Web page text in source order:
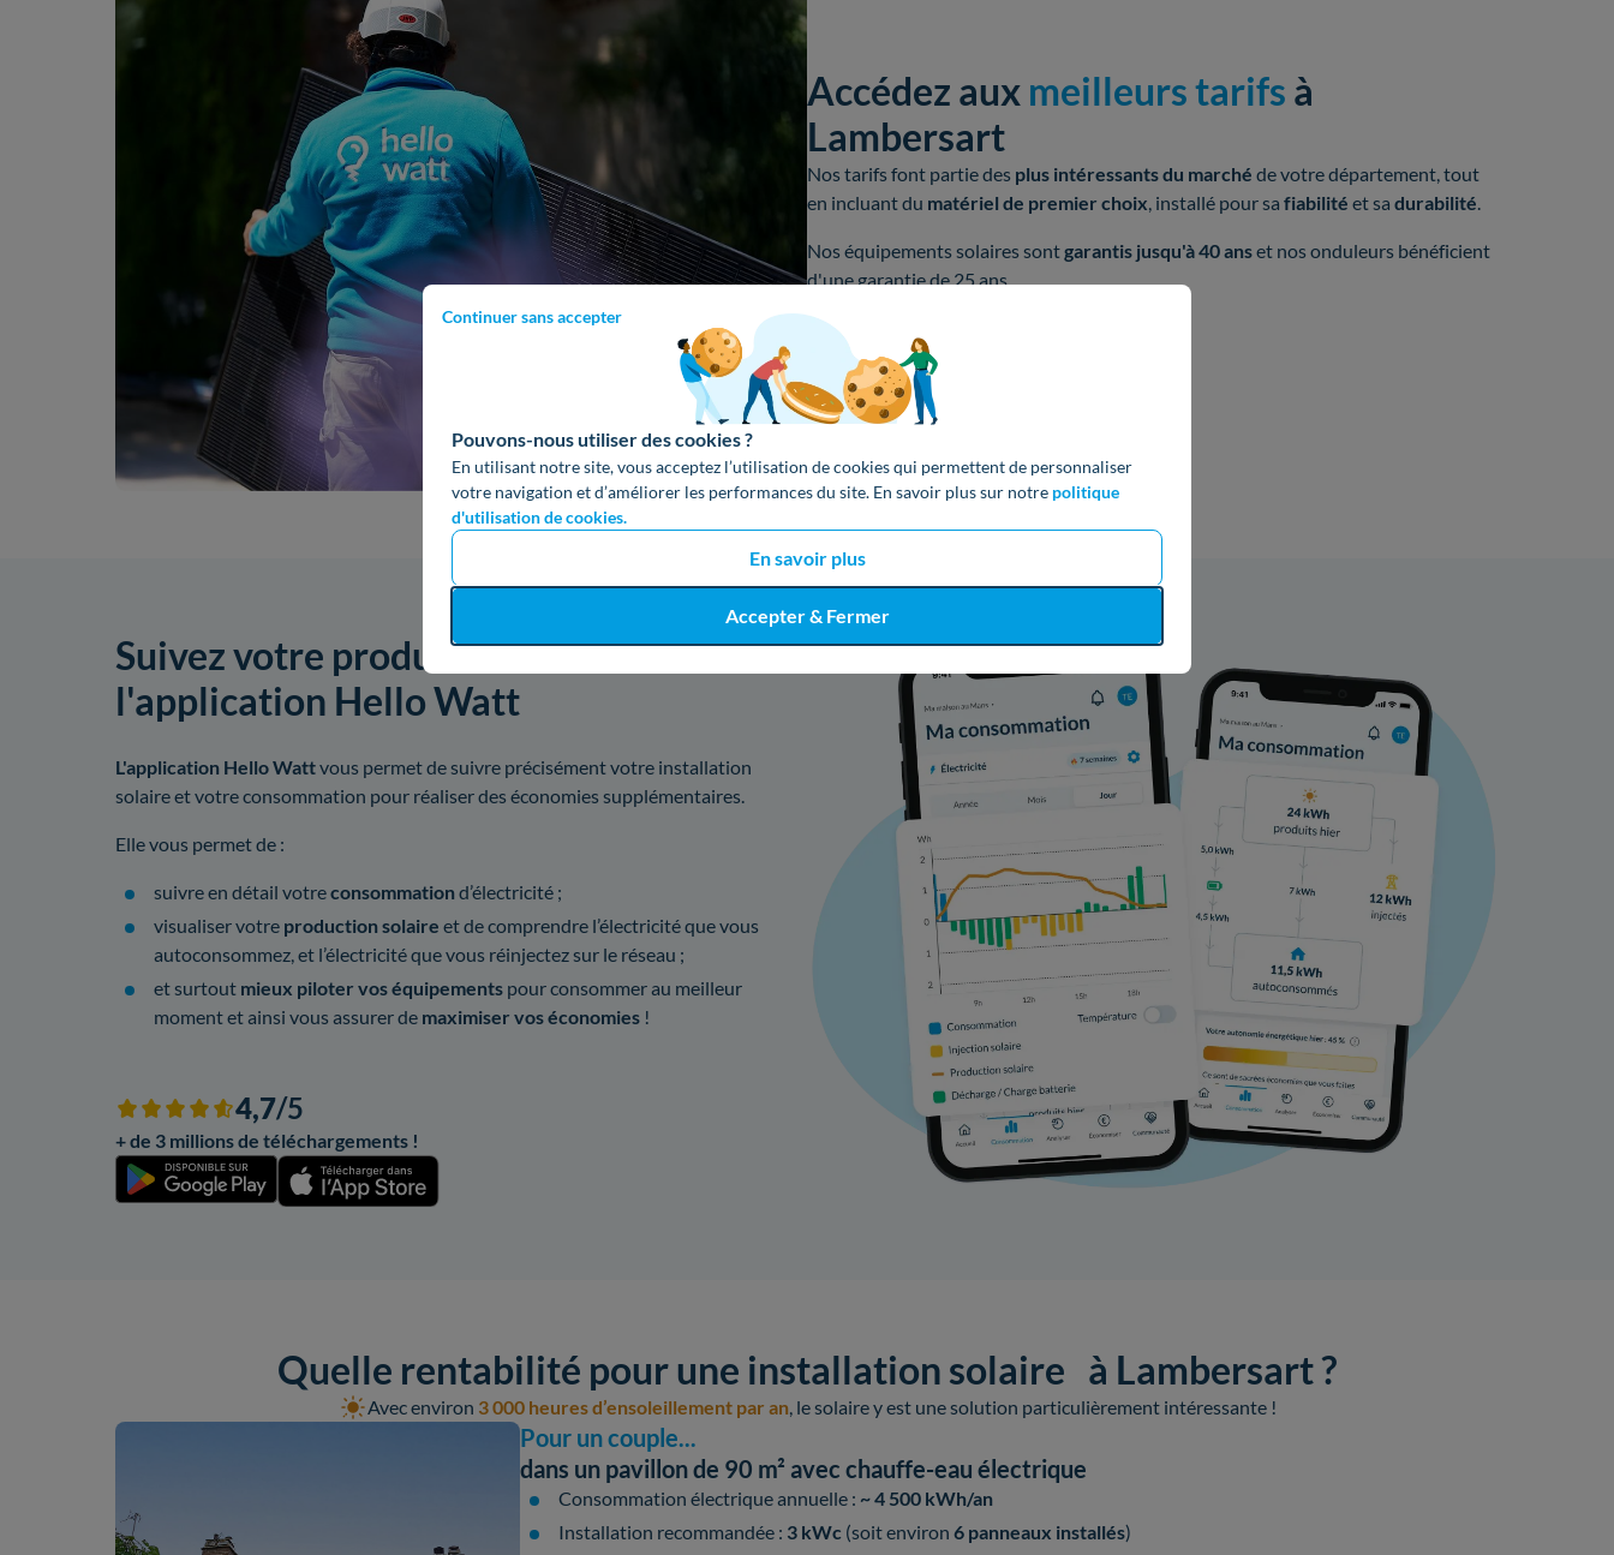
Continuer sans accepter
Pouvons-nous utiliser des cookies ?
En utilisant notre site, vous acceptez l’utilisation de cookies qui permettent de personnaliser
votre navigation et d’améliorer les performances du site. En savoir plus sur notre politique
d'utilisation de cookies.
En savoir plus
Accepter & Fermer
Accédez aux meilleurs tarifs à
Lambersart
Nos tarifs font partie des plus intéressants du marché de votre département, tout
en incluant du matériel de premier choix , installé pour sa fiabilité et sa durabilité
Nos équipements solaires sontgarantis jusqu'à 40 anset nos onduleurs bénéficient
d'une garantie de 25 ans.
Suivez votre production solaire avec
l'application Hello Watt
L'application Hello Wattvous permet de suivre précisément votre installation
solaire et votre consommation pour réaliser des économies supplémentaires.
Elle vous permet de :
suivre en détail votreconsommation d’électricité ;
visualiser votre production solaire et de comprendre l’électricité que vous
autoconsommez, et l’électricité que vous réinjectez sur le réseau ;
et surtout mieux piloter vos équipements pour consommer au meilleur
moment et ainsi vous assurer de maximiser vos économies !
4,7/5
+ de 3 millions de téléchargements !
Quelle rentabilité pour une installation solaire à Lambersart ?
Avec environ 3 000 heures d’ensoleillement par an, le solaire y est une solution particulièrement intéressante !
Pour un couple...
dans un pavillon de 90 m² avec chauffe-eau électrique
Consommation électrique annuelle : ~ 4 500 kWh/an
Installation recommandée : 3 kWc (soit environ6 panneaux installés)